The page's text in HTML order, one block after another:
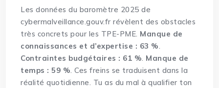
Les données du baromètre 2025 de
cybermalveillance.gouv.fr révèlent des obstacles
très concrets pour les TPE-PME. Manque de
connaissances et d’expertise : 63 %
Contraintes budgétaires : 61 % Manque de
temps : 59 % . Ces freins se traduisent dans la
réalité quotidienne. Tu as du mal à qualifier ton